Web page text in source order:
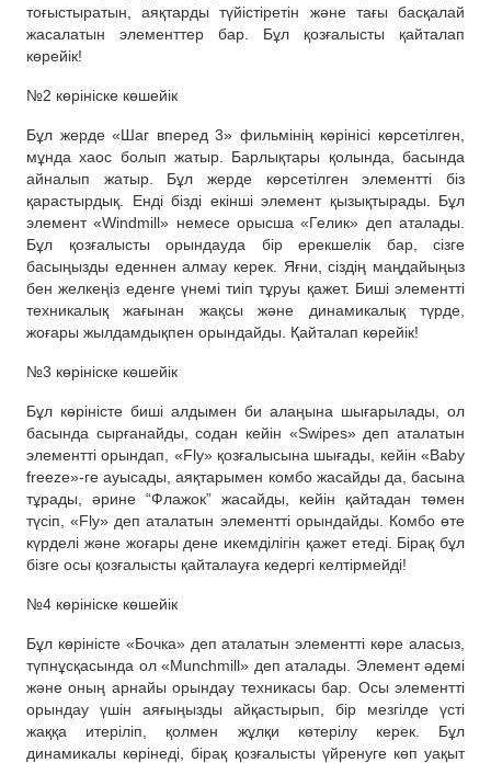
тоғыстыратын, аяқтарды түйістіретін және тағы басқалай
жасалатын элементтер бар. Бұл қозғалысты қайталап
көрейік!
№2 көрініске көшейік
Бұл жерде «Шаг вперед 3» фильмінің көрінісі көрсетілген,
мұнда хаос болып жатыр. Барлықтары қолында, басында
айналып жатыр. Бұл жерде көрсетілген элементті біз
қарастырдық. Енді бізді екінші элемент қызықтырады. Бұл
элемент «Windmill» немесе орысша «Гелик» деп аталады.
Бұл қозғалысты орындауда бір ерекшелік бар, сізге
басыңызды еденнен алмау керек. Яғни, сіздің маңдайыңыз
бен желкеңіз еденге үнемі тиіп тұруы қажет. Биші элементті
техникалық жағынан жақсы және динамикалық түрде,
жоғары жылдамдықпен орындайды. Қайталап көрейік!
№3 көрініске көшейік
Бұл көріністе биші алдымен би алаңына шығарылады, ол
басында сырғанайды, содан кейін «Swipes» деп аталатын
элементті орындап, «Fly» қозғалысына шығады, кейін «Baby
freeze»-ге ауысады, аяқтарымен комбо жасайды да, басына
тұрады, әрине “Флажок” жасайды, кейін қайтадан төмен
түсіп, «Fly» деп аталатын элементті орындайды. Комбо өте
күрделі және жоғары дене икемділігін қажет етеді. Бірақ бұл
бізге осы қозғалысты қайталауға кедергі келтірмейді!
№4 көрініске көшейік
Бұл көріністе «Бочка» деп аталатын элементті көре аласыз,
түпнұсқасында ол «Munchmill» деп аталады. Элемент әдемі
және оның арнайы орындау техникасы бар. Осы элементті
орындау үшін аяғыңызды айқастырып, бір мезгілде үсті
жаққа итеріліп, қолмен жұлқи көтерілу керек. Бұл
динамикалы көрінеді, бірақ қозғалысты үйренуге көп уақыт